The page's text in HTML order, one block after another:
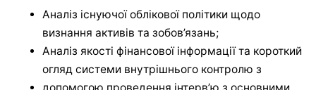
Аналіз існуючої облікової політики щодо
визнання активів та зобов’язань;
Аналіз якості фінансової інформації та короткий
огляд системи внутрішнього контролю з
допомогою проведення інтерв’ю з основними